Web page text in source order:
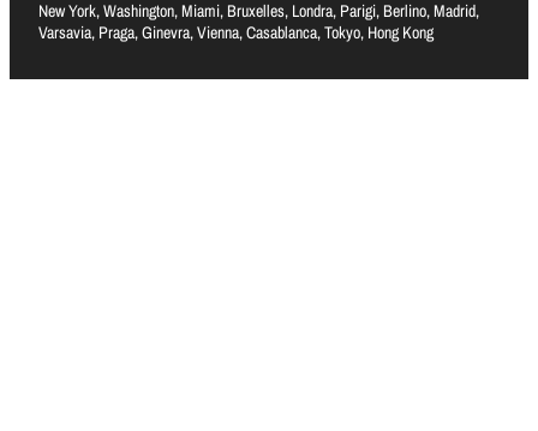
New York, Washington, Miami, Bruxelles, Londra, Parigi, Berlino, Madrid,
Varsavia, Praga, Ginevra, Vienna, Casablanca, Tokyo, Hong Kong